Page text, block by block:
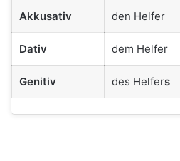
Akkusativ den Helfer
Dativ dem Helfer
Genitiv des Helfers